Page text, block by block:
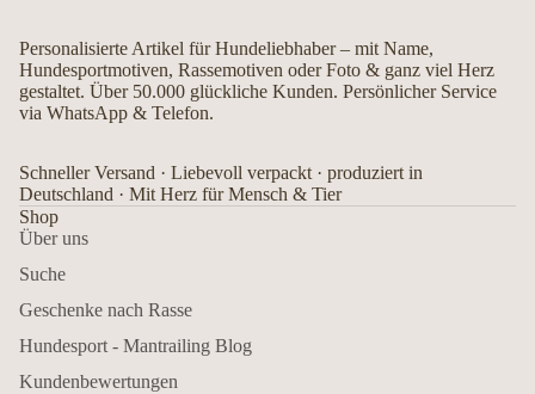
Personalisierte Artikel für Hundeliebhaber – mit Name,
Hundesportmotiven, Rassemotiven oder Foto & ganz viel Herz
gestaltet. Über 50.000 glückliche Kunden. Persönlicher Service
via WhatsApp & Telefon.
Schneller Versand · Liebevoll verpackt · produziert in
Deutschland · Mit Herz für Mensch & Tier
Shop
Über uns
Suche
Geschenke nach Rasse
Hundesport - Mantrailing Blog
Kundenbewertungen